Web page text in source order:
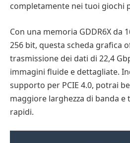
completamente nei tuoi giochi
Con una memoria GDDR6X da
256 bit, questa scheda grafica
trasmissione dei dati di 22,4
immagini fluide e dettagliate.
supporto per PCIE 4.0, potrai
maggiore larghezza di banda
rapidi.